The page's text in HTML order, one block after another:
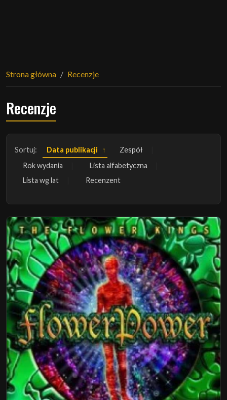
Strona główna Recenzje
Recenzje
Sortuj: Data publikacji
Zespół
Rok wydania
Lista alfabetyczna
Lista wg lat
Recenzent